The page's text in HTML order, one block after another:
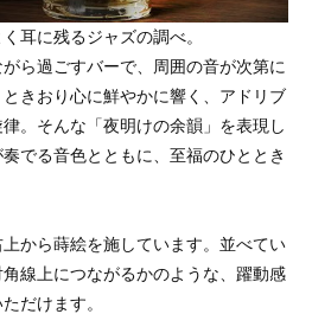
耳に残るジャズの調べ。
ら過ごすバーで、周囲の音が次第に
きおり心に鮮やかに響く、アドリブ
。そんな「夜明けの余韻」を表現し
でる音色とともに、至福のひととき
から蒔絵を施しています。並べてい
線上につながるかのような、躍動感
だけます。